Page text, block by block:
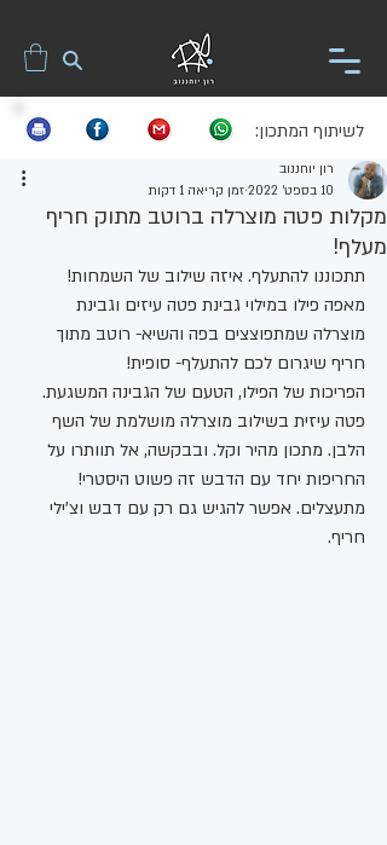
לשיתוף המתכון:
מקלות פטה מוצרלה ברוטב מתוק חריף
מעלף!
רון יוחננוב
10 בספט׳ 2022
זמן קריאה 1 דקות
תתכוננו להתעלף. איזה שילוב של השמחות!
מאפה פילו במילוי גבינת פטה עיזים וגבינת
מוצרלה שמתפוצצים בפה והשיא- רוטב מתוך
חריף שיגרום לכם להתעלף- סופית!
הפריכות של הפילו, הטעם של הגבינה המשגעת.
פטה עיזית בשילוב מוצרלה מושלמת של השף
הלבן. מתכון מהיר וקל. ובבקשה, אל תוותרו על
החריפות יחד עם הדבש זה פשוט היסטרי!
מתעצלים. אפשר להגיש גם רק עם דבש וצ'ילי
חריף.